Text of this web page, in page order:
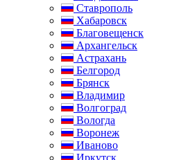
Ставрополь
Хабаровск
Благовещенск
Архангельск
Астрахань
Белгород
Брянск
Владимир
Волгоград
Вологда
Воронеж
Иваново
Иркутск